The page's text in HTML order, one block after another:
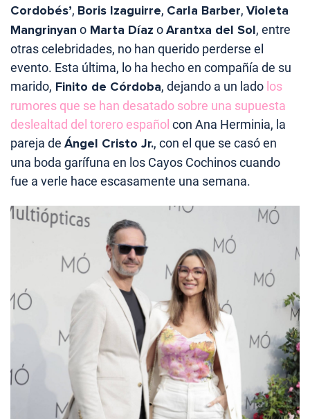
Cordobés’, Boris Izaguirre, Carla Barber, Violeta
Mangrinyan o Marta Díaz oArantxa del Sol, entre
otras celebridades, no han querido perderse el
evento. Esta última, lo ha hecho en compañía de su
marido, Finito de Córdoba, dejando a un lado los
rumores que se han desatado sobre una supuesta
deslealtad del torero español con Ana Herminia, la
pareja de Ángel Cristo Jr., con el que se casó en
una boda garífuna en los Cayos Cochinos cuando
fue a verle hace escasamente una semana.